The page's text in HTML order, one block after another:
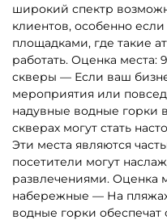
широкий спектр
клиентов, особенно
площадками, где такие
работать. Оценка места:
скверы — Если ваш
мероприятия или
надувные водные горки
скверах могут стать
Эти места являются
посетители могут
развлечениями. Оценка
набережные — На
водные горки